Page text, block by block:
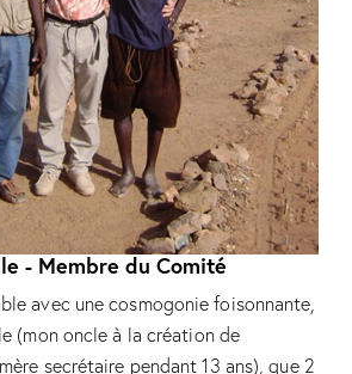
- Membre du Comité
avec une cosmogonie foisonnante,
(mon oncle à la création de
secrétaire pendant 13 ans), que 2